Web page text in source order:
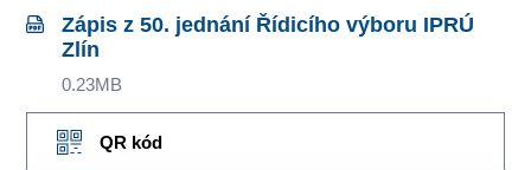
Zápis z 50. jednání Řídicího výboru IPRÚ
Zlín
0.23MB
QR kód